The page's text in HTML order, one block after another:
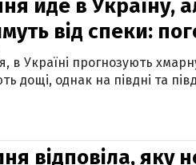
йде в Україну,
від спеки:
в Україні прогнозують
дощі, однак на півдні та
відповіла, яку